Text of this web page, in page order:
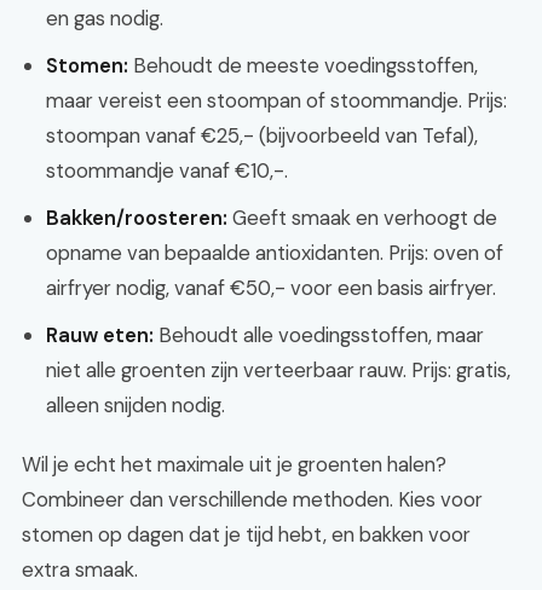
en gas nodig.
Stomen: Behoudt de meeste voedingsstoffen,
maar vereist een stoompan of stoommandje. Prijs:
stoompan vanaf €25,- (bijvoorbeeld van Tefal),
stoommandje vanaf €10,-.
Bakken/roosteren: Geeft smaak en verhoogt de
opname van bepaalde antioxidanten. Prijs: oven of
airfryer nodig, vanaf €50,- voor een basis airfryer.
Rauw eten: Behoudt alle voedingsstoffen, maar
niet alle groenten zijn verteerbaar rauw. Prijs: gratis,
alleen snijden nodig.
Wil je echt het maximale uit je groenten halen?
Combineer dan verschillende methoden. Kies voor
stomen op dagen dat je tijd hebt, en bakken voor
extra smaak.